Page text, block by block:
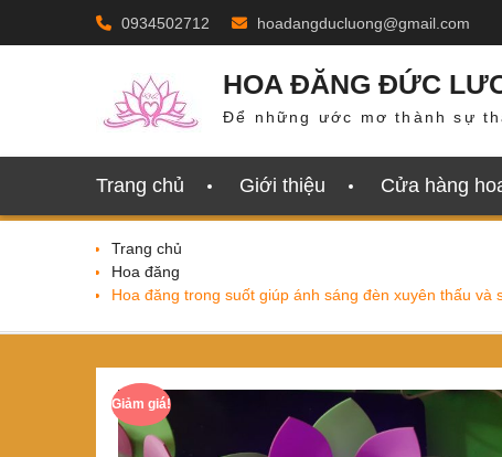
0934502712 hoadangducluong@gmail.com
HOA ĐĂNG ĐỨC
Để những ước mơ thành sự
Trang chủ Giới thiệu Cửa hàng
Trang chủ
Hoa đăng
Hoa đăng trong suốt giúp ánh sáng đèn xuyên thấu và
Giảm giá!